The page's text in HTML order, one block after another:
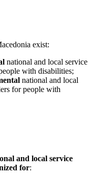
exist:
national and local service
with disabilities;
national and local
for people with
and local service
for: